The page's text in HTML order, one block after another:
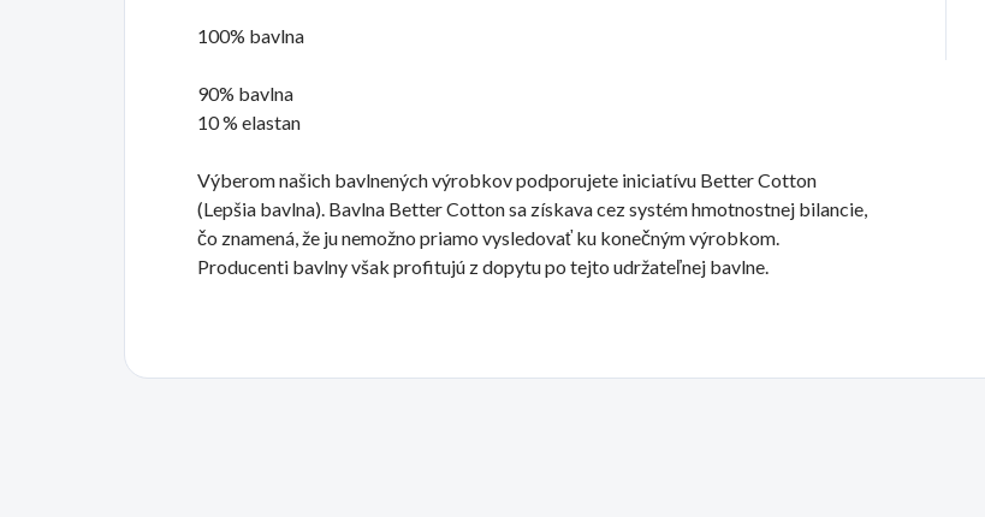
100% bavlna
90% bavlna
10 % elastan
Výberom našich bavlnených výrobkov podporujete iniciatívu Better Cotton
(Lepšia bavlna). Bavlna Better Cotton sa získava cez systém hmotnostnej bilancie,
čo znamená, že ju nemožno priamo vysledovať ku konečným výrobkom.
Producenti bavlny však profitujú z dopytu po tejto udržateľnej bavlne.